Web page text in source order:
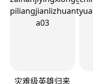
灾难级英雄归来